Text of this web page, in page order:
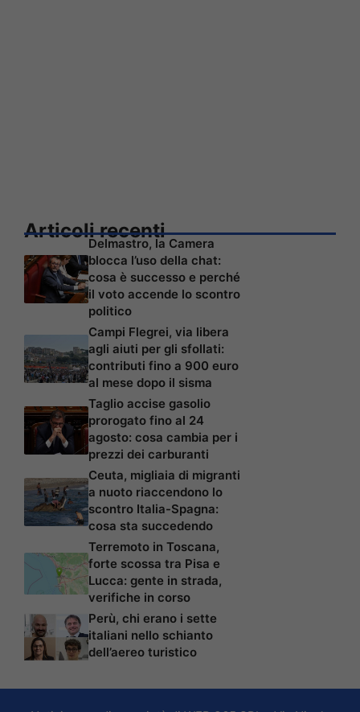
Articoli recenti
Delmastro, la Camera
blocca l’uso della chat:
cosa è successo e perché
il voto accende lo scontro
politico
Campi Flegrei, via libera
agli aiuti per gli sfollati:
contributi fino a 900 euro
al mese dopo il sisma
Taglio accise gasolio
prorogato fino al 24
agosto: cosa cambia per i
prezzi dei carburanti
Ceuta, migliaia di migranti
a nuoto riaccendono lo
scontro Italia-Spagna:
cosa sta succedendo
Terremoto in Toscana,
forte scossa tra Pisa e
Lucca: gente in strada,
verifiche in corso
Perù, chi erano i sette
italiani nello schianto
dell’aereo turistico